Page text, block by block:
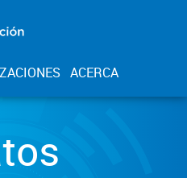
ACERCA